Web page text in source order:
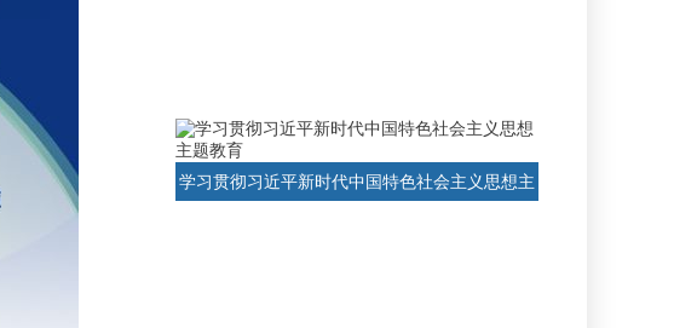
学习贯彻习近平新时代中国特色社会主义思想主